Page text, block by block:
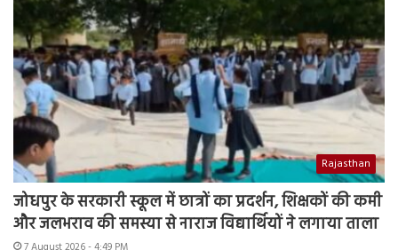
Rajasthan
जोधपुर के सरकारी स्कूल में छात्रों का प्रदर्शन, शिक्षकों की कमी
और जलभराव की समस्या से नाराज विद्यार्थियों ने लगाया ताला